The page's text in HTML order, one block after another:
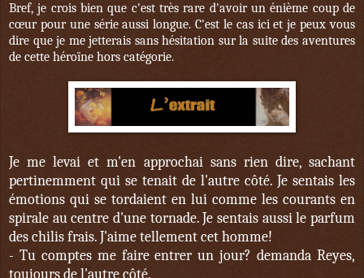
Bref, je crois bien que c'est très rare d'avoir un énième coup de
cœur pour une série aussi longue. C'est le cas ici et je peux vous
dire que je me jetterais sans hésitation sur la suite des aventures
de cette héroïne hors catégorie.
Je me levai et m'en approchai sans rien dire, sachant
pertinemment qui se tenait de l'autre côté. Je sentais les
émotions qui se tordaient en lui comme les courants en
spirale au centre d'une tornade. Je sentais aussi le parfum
des chilis frais. J'aime tellement cet homme!
- Tu comptes me faire entrer un jour? demanda Reyes,